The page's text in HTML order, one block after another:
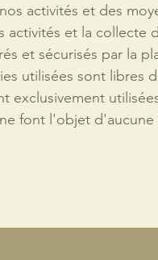
activités et des
activités et la collecte
et sécurisés par la
utilisées sont libres
exclusivement
font l'objet